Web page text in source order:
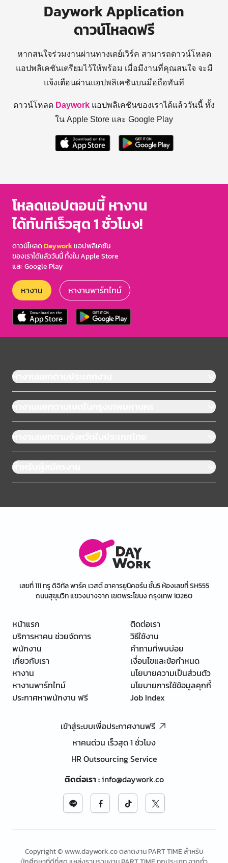
Daywork Application
ดาวน์โหลดฟรี
หากสนใจร่วมงานผ่านทางเดย์เวิร์ค สามารถดาวน์โหลด
แอปพลิเคชันเตรียมไว้ให้พร้อม เมื่อมีงานที่คุณสนใจ จะมี
แจ้งเตือนผ่านแอปพลิเคชันบนมือถือทันที
ดาวน์โหลด Daywork แอปพลิเคชันของเราได้แล้ววันนี้ ทั้ง
ใน Apple Store และ Google Play
โหลดแอปตอนนี้ หางาน
ได้ทันทีเร็วสุด 1 ชั่วโมง!
ดาวน์โหลดDayworkแอปพลิเคชัน
ของเราได้แล้ววันนี้ ทั้งใน Apple Store
และ Google Play
หางาน หางานพาร์ทไทม์
หางานแยกตามประเภทงาน
หางานแยกตามเขตในกรุงเทพมหานคร
หางานแยกตามจังหวัดในประเทศไทย
สำหรับผู้สมัครงาน
เลขที่ 111 ทรู ดิจิทัล พาร์ค เวสต์ อาคารยูนิคอร์น ชั้น5 ห้องเลขที่ SH555
ถนนสุขุมวิท แขวงบางจาก เขตพระโขนง กรุงเทพ 10260
หน้าแรก
บริการหาคน ช่วยจัดการ
พนักงาน
เกี่ยวกับเรา
หางาน
หางานพาร์ทไทม์
ประกาศหาพนักงาน ฟรี
ติดต่อเรา
วิธีใช้งาน
คำถามที่พบบ่อย
เงื่อนไขและข้อกำหนด
นโยบายความเป็นส่วนตัว
นโยบายการใช้ข้อมูลคุกกี้
Job Index
เข้าสู่ระบบเพื่อประกาศงานฟรี
หาคนด่วน เร็วสุด 1 ชั่วโมง
HR Outsourcing Service
ติดต่อเรา:info@daywork.co
Copyright © www.daywork.co ตลาดงาน PART TIME สำหรับ